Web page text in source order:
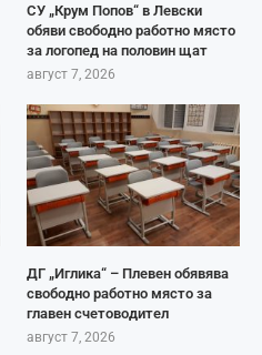
СУ „Крум Попов“ в Левски
обяви свободно работно място
за логопед на половин щат
август 7, 2026
ДГ „Иглика“ – Плевен обявява
свободно работно място за
главен счетоводител
август 7, 2026